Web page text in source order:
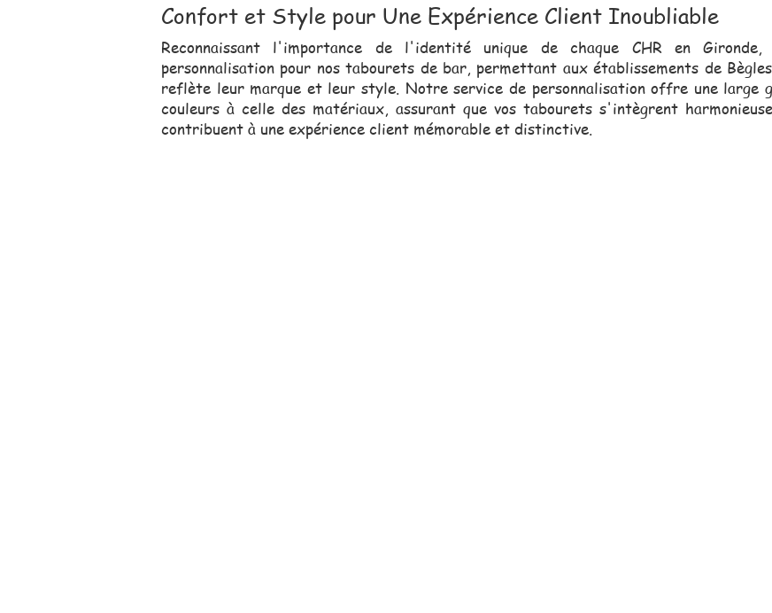
Confort et Style pour Une Expérience Client Inoubliable
Reconnaissant l'importance de l'identité unique de chaque CHR en
personnalisation pour nos tabourets de bar, permettant aux établissements de
reflète leur marque et leur style. Notre service de personnalisation offre une large
couleurs à celle des matériaux, assurant que vos tabourets s'intègrent
contribuent à une expérience client mémorable et distinctive.